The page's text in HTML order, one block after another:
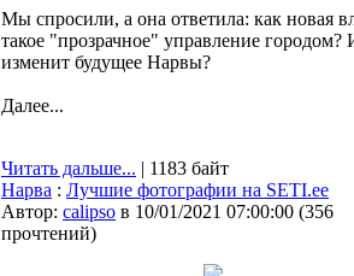
Мы спросили, а она ответила: как новая
такое "прозрачное" управление городом?
изменит будущее Нарвы?
Далее...
Читать дальше... | 1183 байт
Нарва : Лучшие фотографии на SETI.ee
Автор: calipso в 10/01/2021 07:00:00 (356
прочтений)